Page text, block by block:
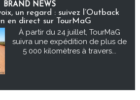
BRAND NEWS
un regard : suivez l’Outback
en direct sur TourMaG
À partir du 24 juillet, TourMaG
suivra une expédition de plus de
5 000 kilomètres à travers...